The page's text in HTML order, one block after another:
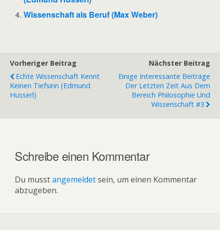
Wissenschaft als Beruf (Max Weber)
Vorheriger Beitrag
Echte Wissenschaft Kennt
Keinen Tiefsinn (Edmund
Husserl)
Nächster Beitrag
Einige Interessante Beiträge
Der Letzten Zeit Aus Dem
Bereich Philosophie Und
Wissenschaft #3
Schreibe einen Kommentar
Du musstangemeldetsein, um einen Kommentar
abzugeben.